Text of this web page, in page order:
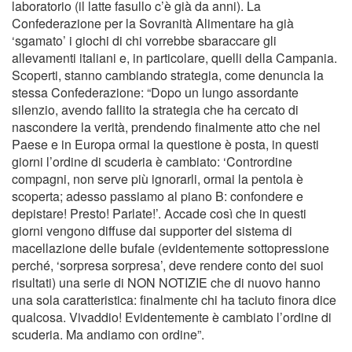
laboratorio (il latte fasullo c’è già da anni). La
Confederazione per la Sovranità Alimentare ha già
‘sgamato’ i giochi di chi vorrebbe sbaraccare gli
allevamenti italiani e, in particolare, quelli della Campania.
Scoperti, stanno cambiando strategia, come denuncia la
stessa Confederazione: “Dopo un lungo assordante
silenzio, avendo fallito la strategia che ha cercato di
nascondere la verità, prendendo finalmente atto che nel
Paese e in Europa ormai la questione è posta, in questi
giorni l’ordine di scuderia è cambiato: ‘Contrordine
compagni, non serve più ignorarli, ormai la pentola è
scoperta; adesso passiamo al piano B: confondere e
depistare! Presto! Parlate!’. Accade così che in questi
giorni vengono diffuse dai supporter del sistema di
macellazione delle bufale (evidentemente sottopressione
perché, ‘sorpresa sorpresa’, deve rendere conto dei suoi
risultati) una serie di NON NOTIZIE che di nuovo hanno
una sola caratteristica: finalmente chi ha taciuto finora dice
qualcosa. Vivaddio! Evidentemente è cambiato l’ordine di
scuderia. Ma andiamo con ordine”.